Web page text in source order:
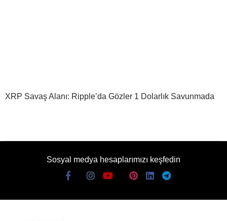
XRP Savaş Alanı: Ripple’da Gözler 1 Dolarlık Savunmada
Sosyal medya hesaplarımızı keşfedin